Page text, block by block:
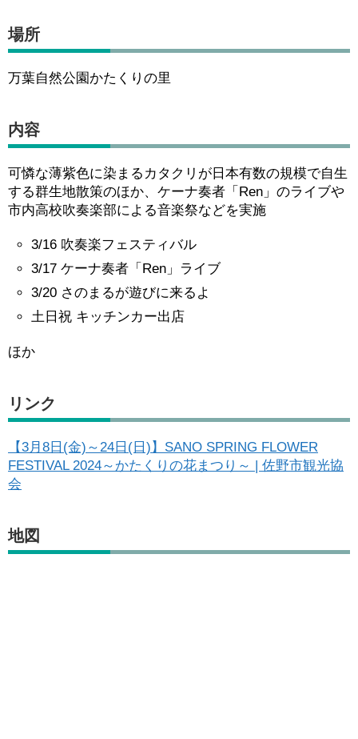
場所
万葉自然公園かたくりの里
内容
可憐な薄紫色に染まるカタクリが日本有数の規模で自生
する群生地散策のほか、ケーナ奏者「Ren」のライブや
市内高校吹奏楽部による音楽祭などを実施
3/16 吹奏楽フェスティバル
3/17 ケーナ奏者「Ren」ライブ
3/20 さのまるが遊びに来るよ
土日祝 キッチンカー出店
ほか
リンク
【3月8日(金)～24日(日)】SANO SPRING FLOWER
FESTIVAL 2024～かたくりの花まつり～ | 佐野市観光協
会
地図